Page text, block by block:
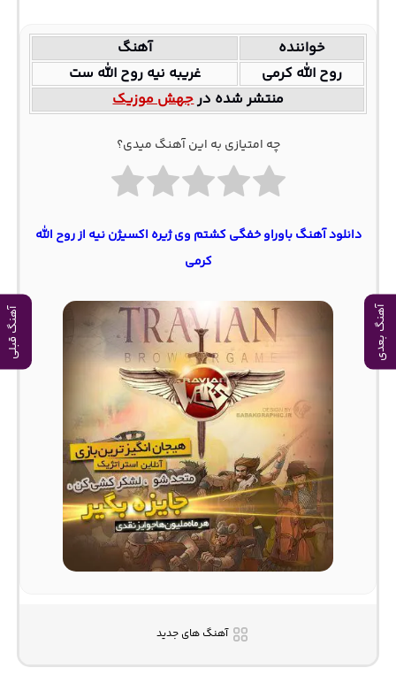
آهنگ بعدی آهنگ قبلی
خواننده
آهنگ
روح الله کرمی
غریبه نیه روح الله‌ ست
منتشر شده درجهش موزیک
چه امتیازی به این آهنگ میدی؟
دانلود آهنگ باوراو خفگی کشتم وی ژیره اکسیژن نیه از روح الله
کرمی
آهنگ های جدید